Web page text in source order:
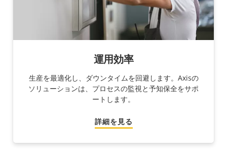
運用効率
生産を最適化し、ダウンタイムを回避します。Axisの
ソリューションは、プロセスの監視と予知保全をサポ
ートします。
詳細を見る